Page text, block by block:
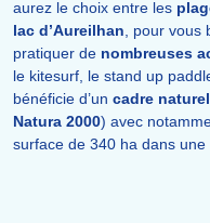
aurez le choix entre les
lac d’Aureilhan , pour
pratiquer de nombreuses
le kitesurf, le stand up
bénéficie d’un cadre
Natura 2000) avec
surface de 340 ha dans une